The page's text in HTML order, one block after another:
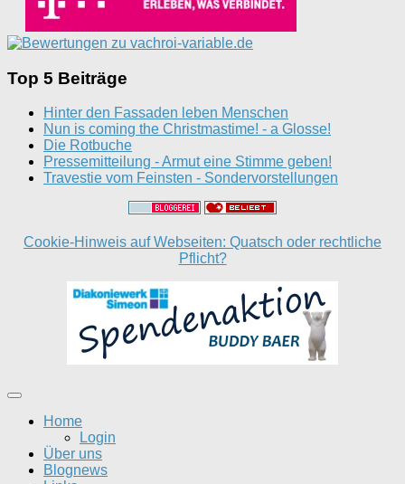
Top 5 Beiträge
Hinter den Fassaden leben Menschen
Nun is coming the Christmastime! - a Glosse!
Die Rotbuche
Pressemitteilung - Armut eine Stimme geben!
Travestie vom Feinsten - Sondervorstellungen
Cookie-Hinweis auf Webseiten: Quatsch oder rechtliche
Pflicht?
Home
Login
Über uns
Blognews